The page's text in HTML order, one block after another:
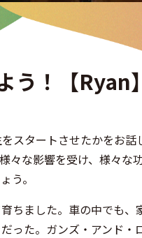
う！【Ryan
スタートさせたかをお話
々な影響を受け、様々な
う。
ちました。車の中でも、
った。ガンズ・アンド・